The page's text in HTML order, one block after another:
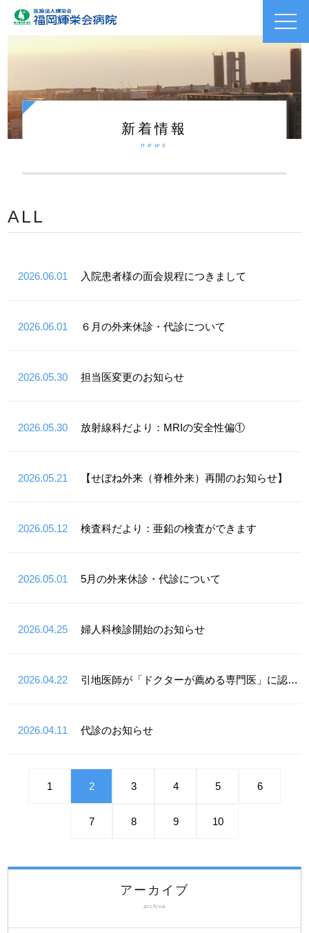
toggle
新着情報
news
ALL
2026.06.01 入院患者様の面会規程につきまして
2026.06.01 ６月の外来休診・代診について
2026.05.30 担当医変更のお知らせ
2026.05.30 放射線科だより：MRIの安全性偏①
2026.05.21 【せぼね外来（脊椎外来）再開のお知らせ】
2026.05.12 検査科だより：亜鉛の検査ができます
2026.05.01 5月の外来休診・代診について
2026.04.25 婦人科検診開始のお知らせ
2026.04.22 引地医師が「ドクターが薦める専門医」に認定！
2026.04.11 代診のお知らせ
1 2 3 4 5 6
7 8 9 10
アーカイブ
archive